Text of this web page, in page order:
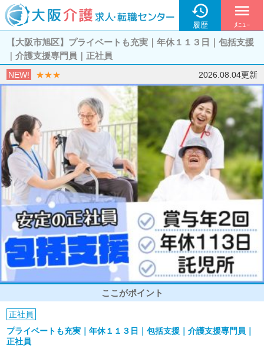

履歴
menu
ﾒﾆｭｰ
【大阪市旭区】プライベートも充実｜年休１１３日｜包括支援
｜介護支援専門員｜正社員
NEW! ★★★ 2026.08.04更新
ここがポイント
正社員
プライベートも充実｜年休１１３日｜包括支援｜介護支援専門員｜
正社員